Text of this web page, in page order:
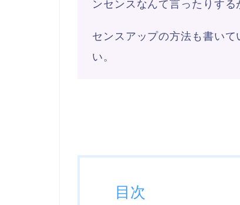
ンセンスなんて言ったりする
センスアップの方法も書い
い。
目次